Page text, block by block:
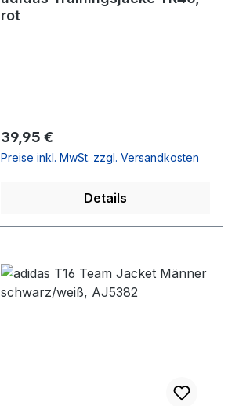
rot
Regulärer Preis:
39,95 €
Preise inkl. MwSt. zzgl. Versandkosten
Details